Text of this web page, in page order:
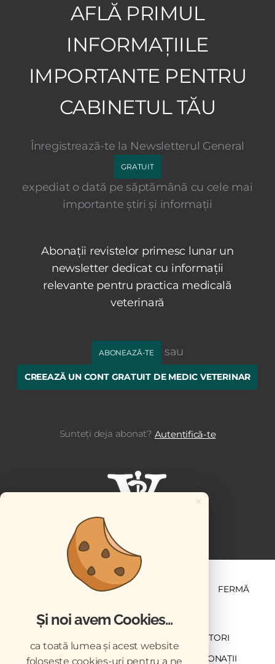
AFLĂ PRIMUL
INFORMAȚIILE
IMPORTANTE PENTRU
CABINETUL TĂU
Înregistrează-te la Newsletterul General
GRATUIT
expediat o dată pe săptămână cu cele mai
importante știri și informații
Abonații revistelor primesc lunar un
newsletter dedicat cu informații
relevante pentru practica medicală
veterinară
ABONEAZĂ-TE sau
CREEAZĂ UN CONT GRATUIT DE MEDIC VETERINAR
Sunteți deja abonat? Autentifică-te
ȘTIINȚĂ ȘI PRACTICĂ FERMĂ
CONTRIBUTORI
DESCĂRCĂRI ACREDITARE CMVRO DONAȚII
×
Și noi avem Cookies...
ca toată lumea și acest website
folosește cookies-uri pentru a ne